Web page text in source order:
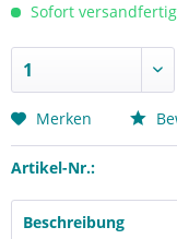
Sofort versandfertig
Merken
Artikel-Nr.:
Beschreibung